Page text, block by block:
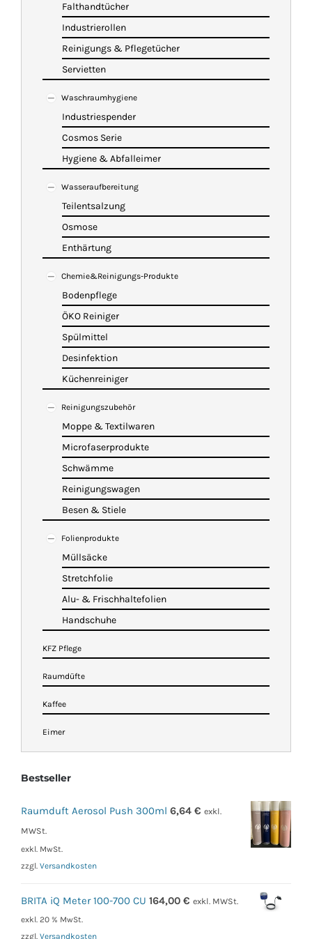
Falthandtücher
Industrierollen
Reinigungs & Pflegetücher
Servietten
Waschraumhygiene
Industriespender
Cosmos Serie
Hygiene & Abfalleimer
Wasseraufbereitung
Teilentsalzung
Osmose
Enthärtung
Chemie&Reinigungs-Produkte
Bodenpflege
ÖKO Reiniger
Spülmittel
Desinfektion
Küchenreiniger
Reinigungszubehör
Moppe & Textilwaren
Microfaserprodukte
Schwämme
Reinigungswagen
Besen & Stiele
Folienprodukte
Müllsäcke
Stretchfolie
Alu- & Frischhaltefolien
Handschuhe
KFZ Pflege
Raumdüfte
Kaffee
Eimer
Bestseller
Raumduft Aerosol Push 300ml 6,64 € exkl.
MWSt.
exkl. MwSt.
zzgl. Versandkosten
BRITA iQ Meter 100-700 CU 164,00 € exkl. MWSt.
exkl. 20 % MwSt.
zzgl. Versandkosten